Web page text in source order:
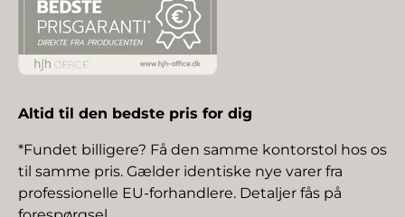
Altid til den bedste pris for dig
*Fundet billigere? Få den samme kontorstol hos os
til samme pris. Gælder identiske nye varer fra
professionelle EU-forhandlere. Detaljer fås på